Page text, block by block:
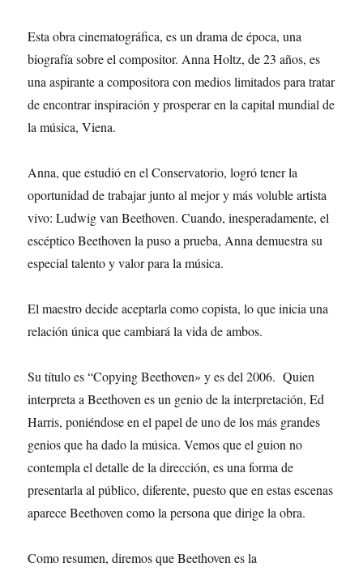
Esta obra cinematográfica, es un drama de época, una
biografía sobre el compositor. Anna Holtz, de 23 años, es
una aspirante a compositora con medios limitados para tratar
de encontrar inspiración y prosperar en la capital mundial de
la música, Viena.
Anna, que estudió en el Conservatorio, logró tener la
oportunidad de trabajar junto al mejor y más voluble artista
vivo: Ludwig van Beethoven. Cuando, inesperadamente, el
escéptico Beethoven la puso a prueba, Anna demuestra su
especial talento y valor para la música.
El maestro decide aceptarla como copista, lo que inicia una
relación única que cambiará la vida de ambos.
Su título es “Copying Beethoven» y es del 2006. Quien
interpreta a Beethoven es un genio de la interpretación, Ed
Harris, poniéndose en el papel de uno de los más grandes
genios que ha dado la música. Vemos que el guion no
contempla el detalle de la dirección, es una forma de
presentarla al público, diferente, puesto que en estas escenas
aparece Beethoven como la persona que dirige la obra.
Como resumen, diremos que Beethoven es la